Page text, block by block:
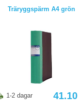
Träryggspärm A4 grön
1-2 dagar 41.10